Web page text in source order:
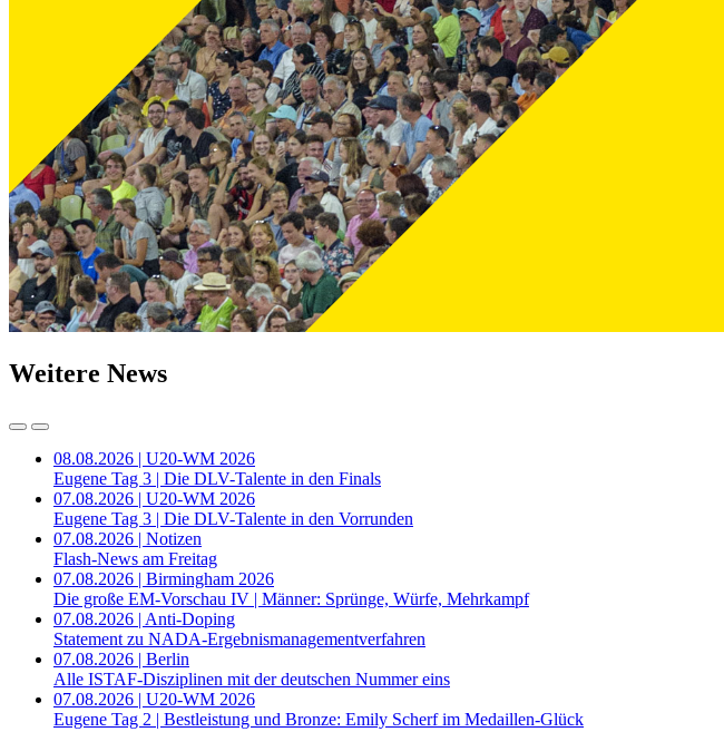
Weitere News
08.08.2026 | U20-WM 2026
Eugene Tag 3 | Die DLV-Talente in den Finals
07.08.2026 | U20-WM 2026
Eugene Tag 3 | Die DLV-Talente in den Vorrunden
07.08.2026 | Notizen
Flash-News am Freitag
07.08.2026 | Birmingham 2026
Die große EM-Vorschau IV | Männer: Sprünge, Würfe, Mehrkampf
07.08.2026 | Anti-Doping
Statement zu NADA-Ergebnismanagementverfahren
07.08.2026 | Berlin
Alle ISTAF-Disziplinen mit der deutschen Nummer eins
07.08.2026 | U20-WM 2026
Eugene Tag 2 | Bestleistung und Bronze: Emily Scherf im Medaillen-Glück